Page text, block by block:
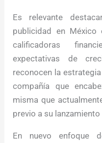
Es relevante
publicidad en México
calificadoras
expectativas de
reconocen la
compañía que
misma que
previo a su
En nuevo enfoque